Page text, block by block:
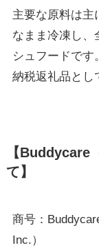
主要な原料は主
なまま冷凍し、
シュフードです
納税返礼品とし
【Buddycare
て】
商号：
Inc.）